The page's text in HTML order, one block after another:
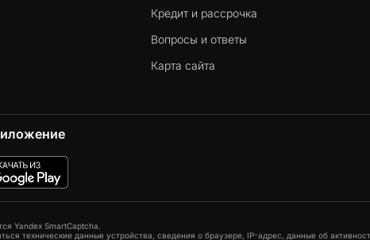
Кредит и рассрочка
Вопросы и ответы
Карта сайта
Yandex SmartCaptcha.
технические данные устройства, сведения о браузере, IP-адрес, данные об